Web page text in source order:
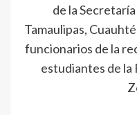
de la
Tamaulipas,
funcionarios de la
estudiantes de la